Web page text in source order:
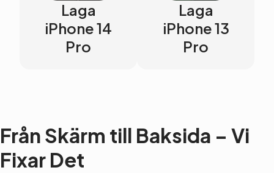
Laga
iPhone 14
Pro
Laga
iPhone 13
Pro
Från Skärm till Baksida – Vi
Fixar Det